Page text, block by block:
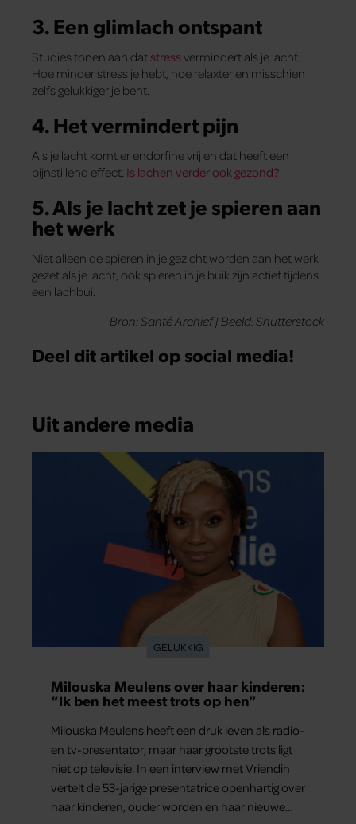
3. Een glimlach ontspant
Studies tonen aan datstressvermindert als je lacht.
Hoe minder stress je hebt, hoe relaxter en misschien
zelfs gelukkiger je bent.
4. Het vermindert pijn
Als je lacht komt er endorfine vrij en dat heeft een
pijnstillend effect. Is lachen verder ook gezond?
5. Als je lacht zet je spieren aan
het werk
Niet alleen de spieren in je gezicht worden aan het werk
gezet als je lacht, ook spieren in je buik zijn actief tijdens
een lachbui.
Bron: Santé Archief | Beeld: Shutterstock
Deel dit artikel op social media!
Uit andere media
GELUKKIG
Milouska Meulens over haar kinderen:
“Ik ben het meest trots op hen”
Milouska Meulens heeft een druk leven als radio-
en tv-presentator, maar haar grootste trots ligt
niet op televisie. In een interview met Vriendin
vertelt de 53-jarige presentatrice openhartig over
haar kinderen, ouder worden en haar nieuwe